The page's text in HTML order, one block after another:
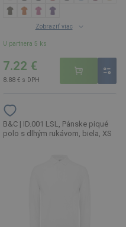
Zobraziť viac
U partnera 5 ks
7.22 €
8.88 € s DPH
B&C | ID.001 LSL, Pánske piqué
polo s dlhým rukávom, biela, XS